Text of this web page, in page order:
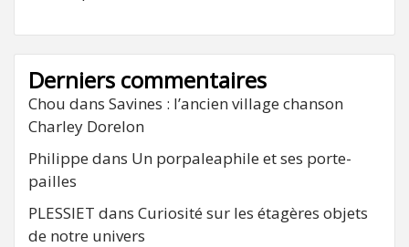
Derniers commentaires
Chou dans Savines : l’ancien village chanson
Charley Dorelon
Philippe dans Un porpaleaphile et ses porte-
pailles
PLESSIET dans Curiosité sur les étagères objets
de notre univers